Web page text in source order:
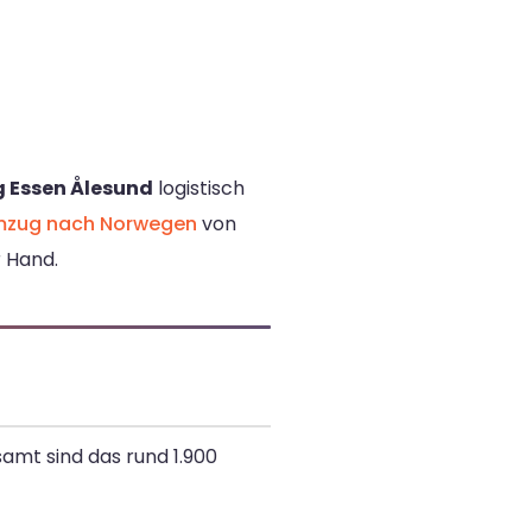
Essen Ålesund logistisch
nach Norwegen von
sind das rund 1.900